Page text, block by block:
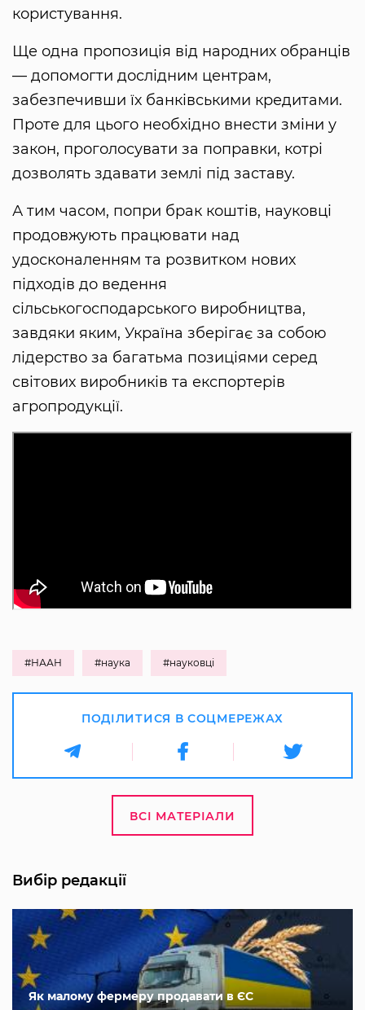
користування.
Ще одна пропозиція від народних обранців
— допомогти дослідним центрам,
забезпечивши їх банківськими кредитами.
Проте для цього необхідно внести зміни у
закон, проголосувати за поправки, котрі
дозволять здавати землі під заставу.
А тим часом, попри брак коштів, науковці
продовжують працювати над
удосконаленням та розвитком нових
підходів до ведення
сільськогосподарського виробництва,
завдяки яким, Україна зберігає за собою
лідерство за багатьма позиціями серед
світових виробників та експортерів
агропродукції.
#НААН #наука #науковці
ПОДІЛИТИСЯ В СОЦМЕРЕЖАХ
ВСІ МАТЕРІАЛИ
Вибір редакції
Як малому фермеру продавати в ЄС